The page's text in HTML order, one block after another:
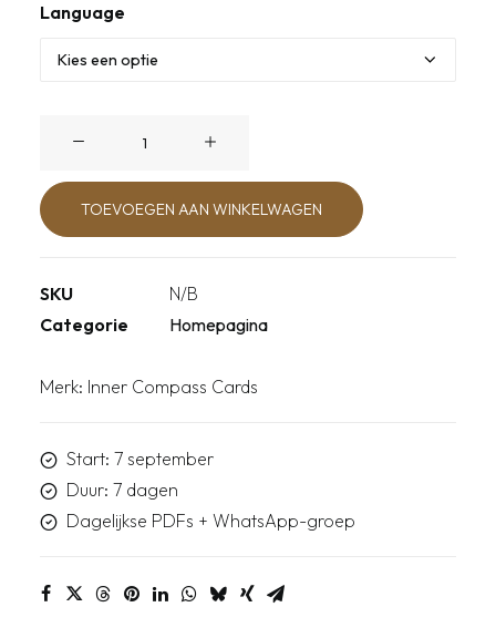
Language
je
digitale
aantal
TOEVOEGEN AAN WINKELWAGEN
SKU
N/B
Categorie
Homepagina
Merk: Inner Compass Cards
Start: 7 september
Duur: 7 dagen
Dagelijkse PDFs + WhatsApp-groep